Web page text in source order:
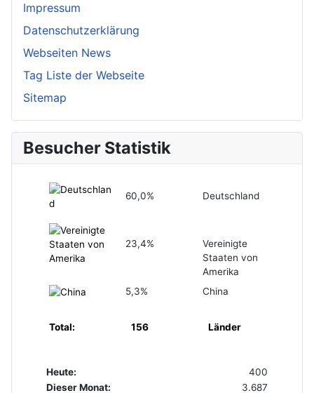
Impressum
Datenschutzerklärung
Webseiten News
Tag Liste der Webseite
Sitemap
Besucher Statistik
60,0% Deutschland
23,4%
Vereinigte
Staaten von
Amerika
5,3%
China
Total: 156 Länder
Heute:
400
Dieser Monat:
3.687